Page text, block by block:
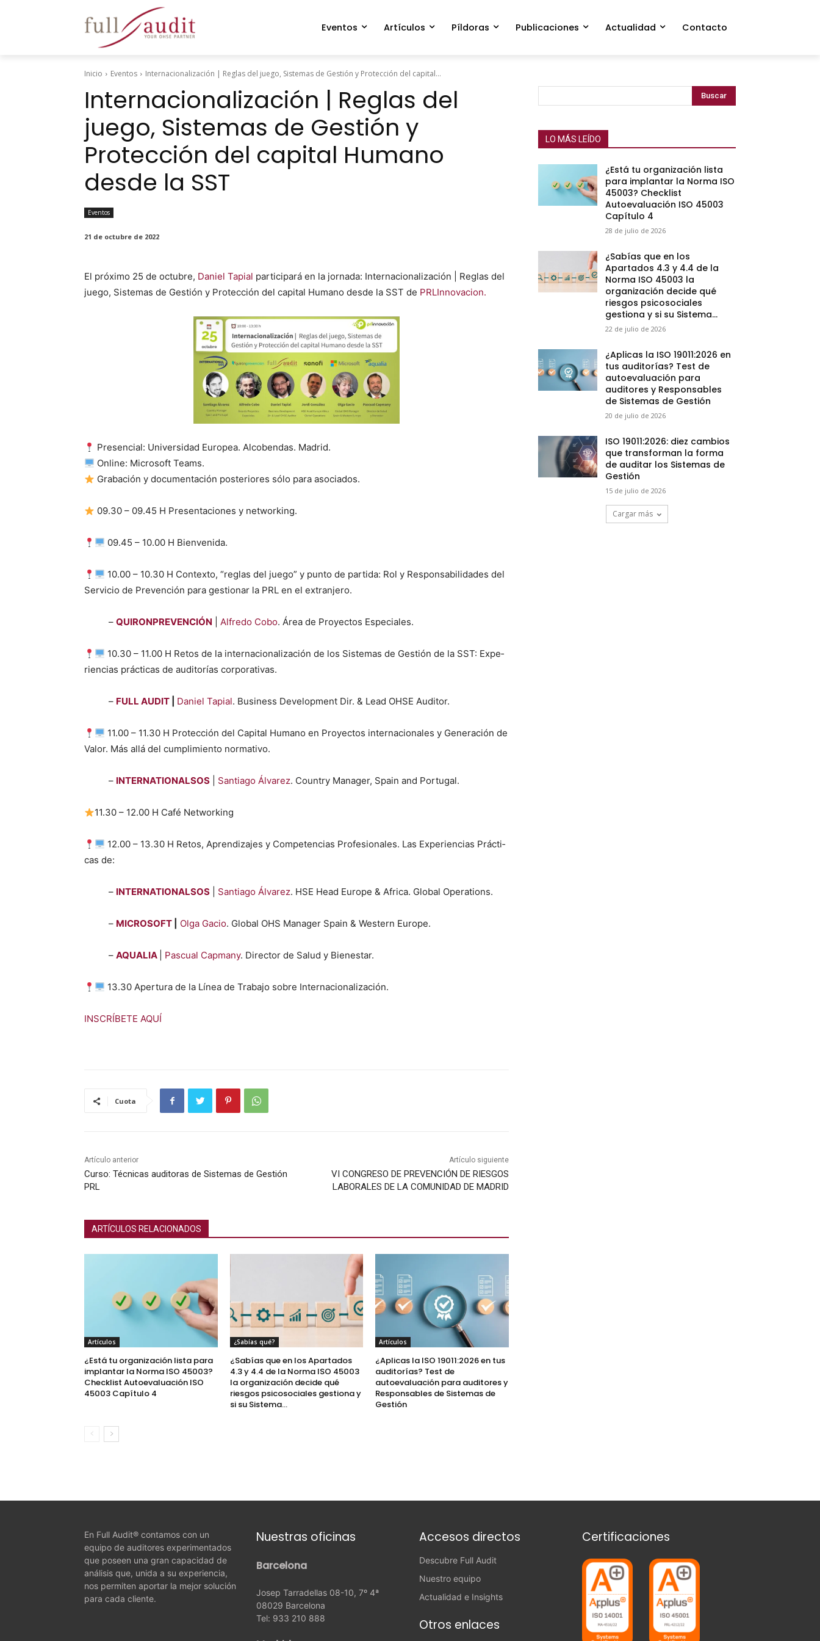
Eventos Artículos Píldoras Publicaciones Actualidad Contacto
Inicio Eventos Internacionalización | Reglas del juego, Sistemas de Gestión y Protección del capital...
Internacionalización | Reglas del
juego, Sistemas de Gestión y
Protección del capital Humano
desde la SST
Eventos
21 de octubre de 2022
El próx­i­mo 25 de octubre, Daniel Tapi­al par­tic­i­pará en la jor­na­da: Inter­na­cional­ización | Reglas del
juego, Sis­temas de Gestión y Pro­tec­ción del cap­i­tal Humano des­de la SST de PRLIn­no­va­cion.
Pres­en­cial: Uni­ver­si­dad Euro­pea. Alcoben­das. Madrid.
Online: Microsoft Teams.
Grabación y doc­u­mentación pos­te­ri­ores sólo para aso­ci­a­dos.
09.30 – 09.45 H Pre­senta­ciones y net­work­ing.
09.45 – 10.00 H Bien­veni­da.
10.00 – 10.30 H Con­tex­to, “reglas del juego” y pun­to de par­ti­da: Rol y Respon­s­abil­i­dades del
Ser­vi­cio de Pre­ven­ción para ges­tionar la PRL en el extran­jero.
– QUIRONPREVENCIÓN Alfre­do Cobo. Área de Proyec­tos Espe­ciales.
10.30 – 11.00 H Retos de la inter­na­cional­ización de los Sis­temas de Gestión de la SST: Expe­
ri­en­cias prác­ti­cas de audi­torías cor­po­ra­ti­vas.
– FULL AUDIT Daniel Tapi­al. Busi­ness Devel­op­ment Dir. & Lead OHSE Audi­tor.
11.00 – 11.30 H Pro­tec­ción del Cap­i­tal Humano en Proyec­tos inter­na­cionales y Gen­eración de
Val­or. Más allá del cumplim­ien­to nor­ma­ti­vo.
– INTERNATIONALSOS San­ti­a­go Álvarez. Coun­try Man­ag­er, Spain and Por­tu­gal.
11.30 – 12.00 H Café Net­work­ing
12.00 – 13.30 H Retos, Apren­diza­jes y Com­pe­ten­cias Pro­fe­sion­ales. Las Expe­ri­en­cias Prác­ti­
cas de:
– INTERNATIONALSOS San­ti­a­go Álvarez. HSE Head Europe & Africa. Glob­al Oper­a­tions.
– MICROSOFT Olga Gacio. Glob­al OHS Man­ag­er Spain & West­ern Europe.
– AQUALIA Pas­cual Cap­many. Direc­tor de Salud y Bien­es­tar.
13.30 Aper­tu­ra de la Línea de Tra­ba­jo sobre Inter­na­cional­ización.
INSCRÍBETE AQUÍ
Cuota
Artículo anterior
Curso: Técnicas auditoras de Sistemas de Gestión
PRL
Artículo siguiente
VI CONGRESO DE PREVENCIÓN DE RIESGOS
LABORALES DE LA COMUNIDAD DE MADRID
ARTÍCULOS RELACIONADOS
Artículos
¿Está tu organización lista para
implantar la Norma ISO 45003?
Checklist Autoevaluación ISO
45003 Capítulo 4
¿Sabías qué?
¿Sabías que en los Apartados
4.3 y 4.4 de la Norma ISO 45003
la organización decide qué
riesgos psicosociales gestiona y
si su Sistema...
Artículos
¿Aplicas la ISO 19011:2026 en tus
auditorías? Test de
autoevaluación para auditores y
Responsables de Sistemas de
Gestión
Buscar
LO MÁS LEÍDO
¿Está tu organización lista
para implantar la Norma ISO
45003? Checklist
Autoevaluación ISO 45003
Capítulo 4
28 de julio de 2026
¿Sabías que en los
Apartados 4.3 y 4.4 de la
Norma ISO 45003 la
organización decide qué
riesgos psicosociales
gestiona y si su Sistema...
22 de julio de 2026
¿Aplicas la ISO 19011:2026 en
tus auditorías? Test de
autoevaluación para
auditores y Responsables
de Sistemas de Gestión
20 de julio de 2026
ISO 19011:2026: diez cambios
que transforman la forma
de auditar los Sistemas de
Gestión
15 de julio de 2026
Cargar más
En Full Audit® contamos con un
equipo de auditores experimentados
que poseen una gran capacidad de
análisis que, unida a su experiencia,
nos permiten aportar la mejor solución
para cada cliente.
Nuestras oficinas
Barcelona
Josep Tarradellas 08-10, 7º 4ª
08029 Barcelona
Tel: 933 210 888
Accesos directos
Descubre Full Audit
Nuestro equipo
Actualidad e Insights
Otros enlaces
Certificaciones